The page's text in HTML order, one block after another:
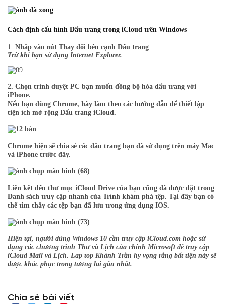
Cách định cấu hình Dấu trang trong iCloud trên Windows
1. Nhấp vào nút Thay đổi bên cạnh Dấu trang
Trừ khi bạn sử dụng Internet Explorer.
2. Chọn trình duyệt PC bạn muốn đồng bộ hóa dấu trang với
iPhone.
Nếu bạn dùng Chrome, hãy làm theo các hướng dẫn để thiết lập
tiện ích mở rộng Dấu trang iCloud.
Chrome hiện sẽ chia sẻ các dấu trang bạn đã sử dụng trên máy Mac
và iPhone trước đây.
Liên kết đến thư mục iCloud Drive của bạn cũng đã được đặt trong
Danh sách truy cập nhanh của Trình khám phá tệp. Tại đây bạn có
thể tìm thấy các tệp bạn đã lưu trong ứng dụng IOS.
Hiện tại, người dùng Windows 10 cần truy cập iCloud.com hoặc sử
dụng các chương trình Thư và Lịch của chính Microsoft để truy cập
iCloud Mail và Lịch. Lap top Khánh Trần hy vọng rằng bất tiện này sẽ
được khắc phục trong tương lai gần nhất.
Chia sẻ bài viết